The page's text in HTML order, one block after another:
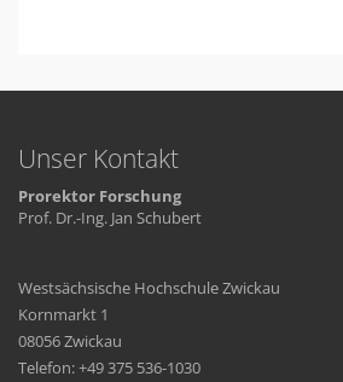
Unser Kontakt
Prorektor Forschung
Prof. Dr.-Ing. Jan Schubert
Westsächsische Hochschule Zwickau
Kornmarkt 1
08056 Zwickau
Telefon: +49 375 536-1030